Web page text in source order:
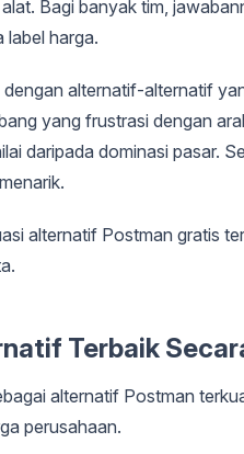
Bagi banyak tim,
label harga.
alternatif-alternatif
yang frustrasi dengan
daripada dominasi pasar.
alternatif Postman gratis
Terbaik
alternatif Postman
perusahaan.